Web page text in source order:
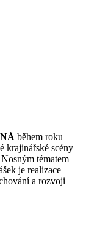
během roku
krajinářské scény
tématem
je realizace
a rozvoji